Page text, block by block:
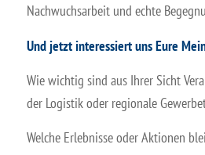
Nachwuchsarbeit und echte
Und jetzt interessiert uns Eure
Wie wichtig sind aus Ihrer Sicht
der Logistik oder regionale
Welche Erlebnisse oder Aktionen